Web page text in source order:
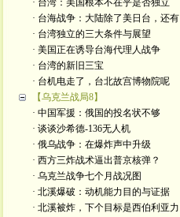
· 台湾：美国根本不在乎是否独立
· 台海战争：大陆除了美日台，还有
· 台湾独立的三大条件与展望
· 美国正在诱导台海代理人战争
· 台湾的新旧三宝
· 台机电走了，台北故宫博物院呢
【乌克兰战局8】
· 中国军援：俄国的投名状不够
· 谈谈沙希德-136无人机
· 俄乌战争：在爆炸声中升级
· 西方三炸战术逼出普京核弹？
· 乌克兰战争七个月战况图
· 北溪爆破：动机能力目的与证据
· 北溪被炸，下个目标是西伯利亚力